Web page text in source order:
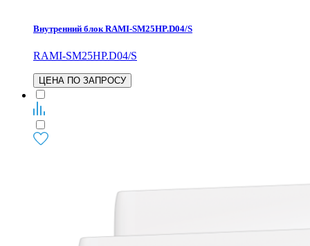
Внутренний блок RAMI-SM25HP.D04/S
RAMI-SM25HP.D04/S
ЦЕНА ПО ЗАПРОСУ